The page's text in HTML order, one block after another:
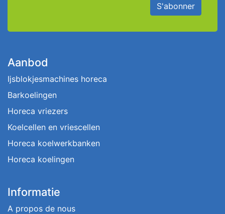
S'abonner
Aanbod
Ijsblokjesmachines horeca
Barkoelingen
Horeca vriezers
Koelcellen en vriescellen
Horeca koelwerkbanken
Horeca koelingen
Informatie
A propos de nous